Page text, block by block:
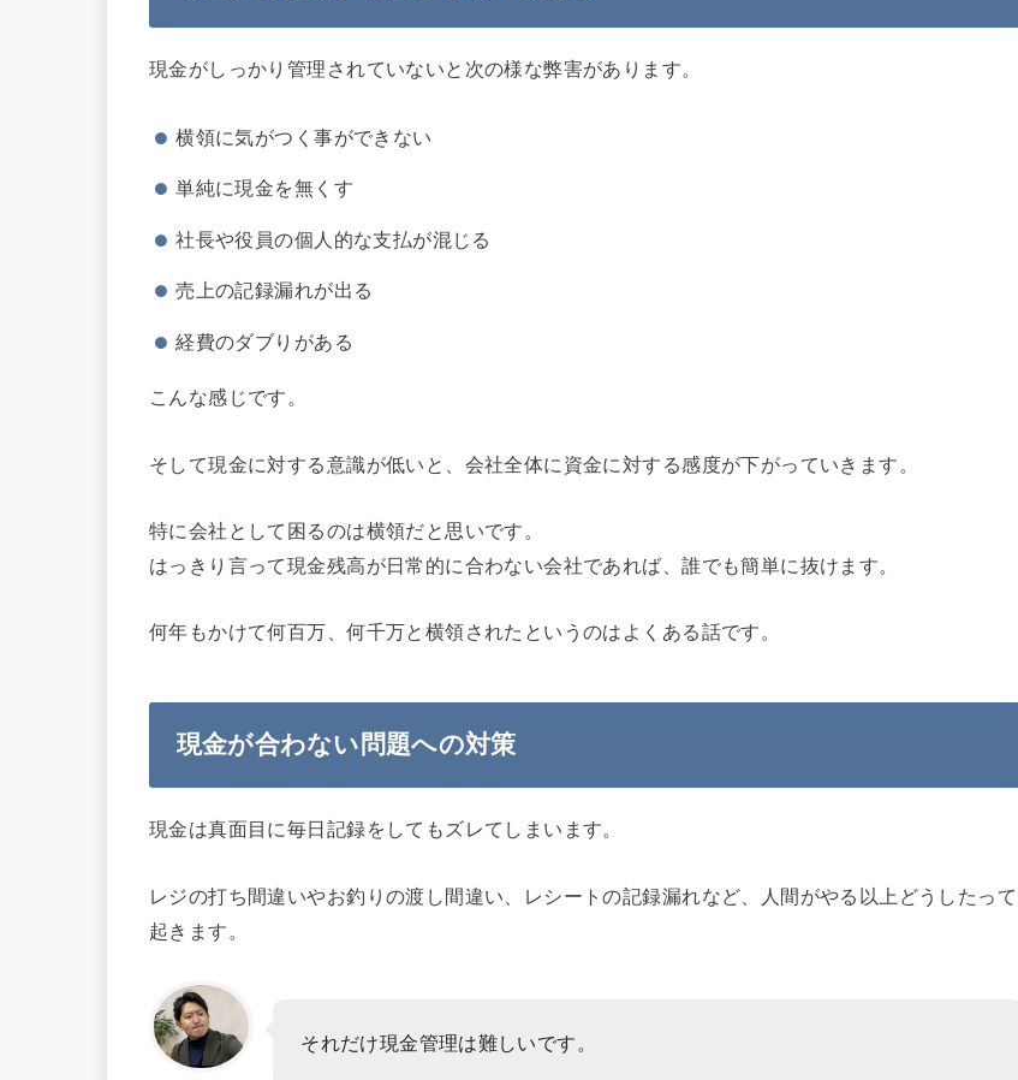
現金がしっかり管理されていないと次の様な弊害があります。
横領に気がつく事ができない
単純に現金を無くす
社長や役員の個人的な支払が混じる
売上の記録漏れが出る
経費のダブりがある
こんな感じです。
そして現金に対する意識が低いと、会社全体に資金に対する感度が下がっていきます。
特に会社として困るのは横領だと思いです。
はっきり言って現金残高が日常的に合わない会社であれば、誰でも簡単に抜けます。
何年もかけて何百万、何千万と横領されたというのはよくある話です。
現金が合わない問題への対策
現金は真面目に毎日記録をしてもズレてしまいます。
レジの打ち間違いやお釣りの渡し間違い、レシートの記録漏れなど、人間がやる以上どうしたって
起きます。
それだけ現金管理は難しいです。